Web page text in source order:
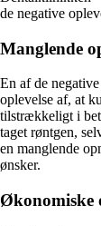
de negative
Manglende
En af de
oplevelse af, at
tilstrækkeligt i
taget røntgen,
en manglende
ønsker.
Økonomiske